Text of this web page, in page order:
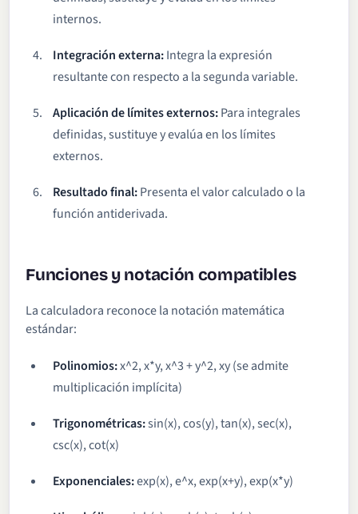
internos.
Integración externa:Integra la expresión
resultante con respecto a la segunda variable.
Aplicación de límites externos:Para integrales
definidas, sustituye y evalúa en los límites
externos.
Resultado final:Presenta el valor calculado o la
función antiderivada.
Funciones y notación compatibles
La calculadora reconoce la notación matemática
estándar:
Polinomios:x^2, x*y, x^3 + y^2, xy (se admite
multiplicación implícita)
Trigonométricas:sin(x), cos(y), tan(x), sec(x),
csc(x), cot(x)
Exponenciales:exp(x), e^x, exp(x+y), exp(x*y)